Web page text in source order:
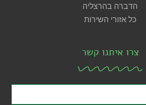
הדברה בהרצליה
כל אזורי השירות
צרו איתנו קשר